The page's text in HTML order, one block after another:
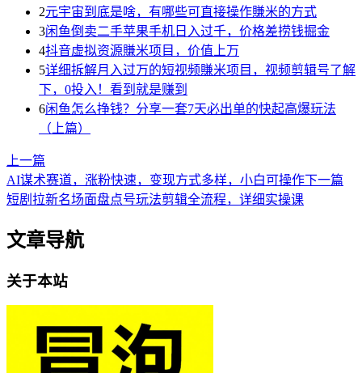
2元宇宙到底是啥，有哪些可直接操作賺米的方式
3闲鱼倒卖二手苹果手机日入过千，价格差捞钱掘金
4抖音虚拟资源賺米项目，价值上万
5详细拆解月入过万的短视频賺米项目，视频剪辑号了解
下，0投入！看到就是赚到
6闲鱼怎么挣钱？分享一套7天必出单的快起高爆玩法
（上篇）
上一篇
AI谋术赛道，涨粉快速，变现方式多样，小白可操作下一篇
短剧拉新名场面盘点号玩法剪辑全流程，详细实操课
文章导航
关于本站